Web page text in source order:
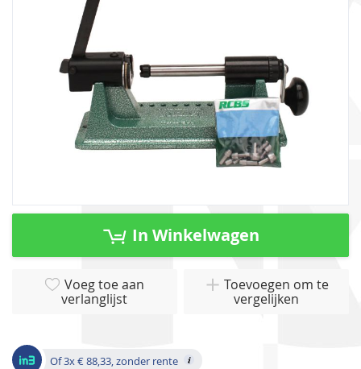
Ga
In Winkelwagen
Voeg toe aan
verlanglijst
Toevoegen om te
vergelijken
Of 3x € 88,33, zonder rente